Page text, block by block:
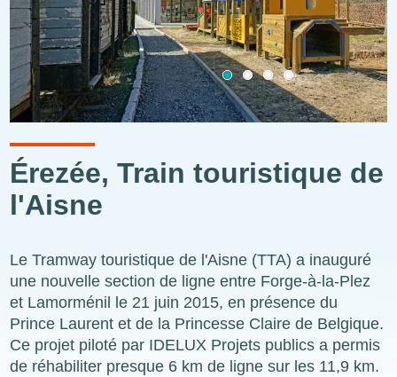
Érezée, Train touristique de
l'Aisne
Le Tramway touristique de l'Aisne (TTA) a inauguré
une nouvelle section de ligne entre Forge-à-la-Plez
et Lamorménil le 21 juin 2015, en présence du
Prince Laurent et de la Princesse Claire de Belgique.
Ce projet piloté par IDELUX Projets publics a permis
de réhabiliter presque 6 km de ligne sur les 11,9 km.